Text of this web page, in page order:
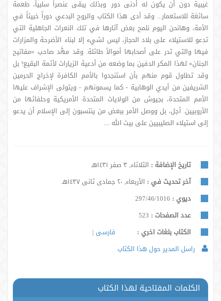
غيبية دون أن يكون له أدنى دور. وبذلك يبقى عنصراً سلبياً، طعمة
سائغة للاستعمار... وقد أدى هذا الكتاب والروح البدعي دوراً خبيثاً في
الأمة، وهانحن اليوم نلمح بعض آثارها في تلك النعرات الجاهلية التي
تدعو للاستيلاء على بلاد الحجاز، ليس لشيء إلا لبناء الأضرحة والمزارات
فيها والتي تدر على أصحابها أموالاً طائلة. وقد مهَّد صاحب «مفاتيح
الجنان» لهذا المكر الدفين بما وضعه من أدعية الزيارات لأئمة البقيع! بل
وقد تطاول قوم منهم بأن استنجدوا بالأمم الكافرة لإخراج الحرمين
الشريفين من أيدي الوهابية - كما يسمونهم - ويتولى الإشراف عليها
الأمم المتحدة، بجيوش من الولايات المتحدة الأمريكية وحلفائها من
الأروبيين. أجل، بل ووصل الأمر ببعض من ينتسبون إلى الإسلام أن يدعو
إلى استيلاء الصليبيين على بيت الله ....
تاريخ الإضافة : الثلاثاء, ٣ صفر ١٤٣١هـ
آخر تحديث في : الأربعاء, ٢٠ جمادى ثانى ١٤٣٧هـ
ديوي : 297/46/1016
عدد الصفحات :
الكتاب بلغات اخري :
فارسی
راسل المدير حول هذا الكتاب
الكلمات المفتاحية لهذا الكتاب